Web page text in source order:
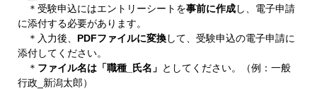
＊受験申込にはエントリーシートを事前に作成し、電子申請
に添付する必要があります。
＊入力後、 PDFファイルに変換して、受験申込の電子申請に
添付してください。
＊ ファイル名は「職種_氏名」 としてください。（例：一般
行政_新潟太郎）